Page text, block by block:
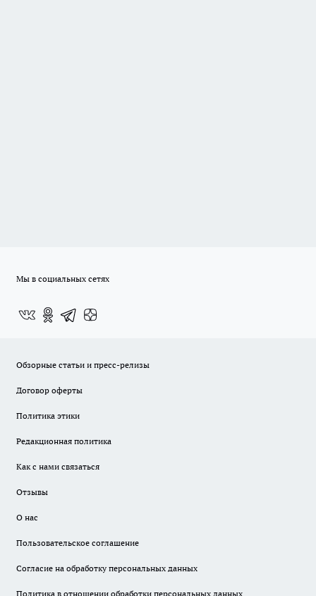
Мы в социальных сетях
Обзорные статьи и пресс-релизы
Договор оферты
Политика этики
Редакционная политика
Как с нами связаться
Отзывы
О нас
Пользовательское соглашение
Согласие на обработку персональных данных
Политика в отношении обработки персональных данных